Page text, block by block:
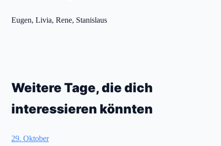
Eugen, Livia, Rene, Stanislaus
Weitere Tage, die dich
interessieren könnten
29. Oktober